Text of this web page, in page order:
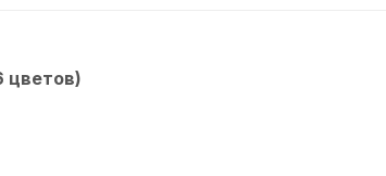
цветов)